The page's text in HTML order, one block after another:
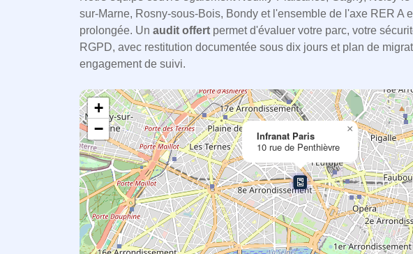
sur-Marne, Rosny-sous-Bois, Bondy et l'ensemble de l'axe RER A
prolongée. Un audit offert permet d'évaluer votre parc, votre
RGPD, avec restitution documentée sous dix jours et plan de
engagement de suivi.
Infranat Paris
10 rue de Penthièvre
×
+
−